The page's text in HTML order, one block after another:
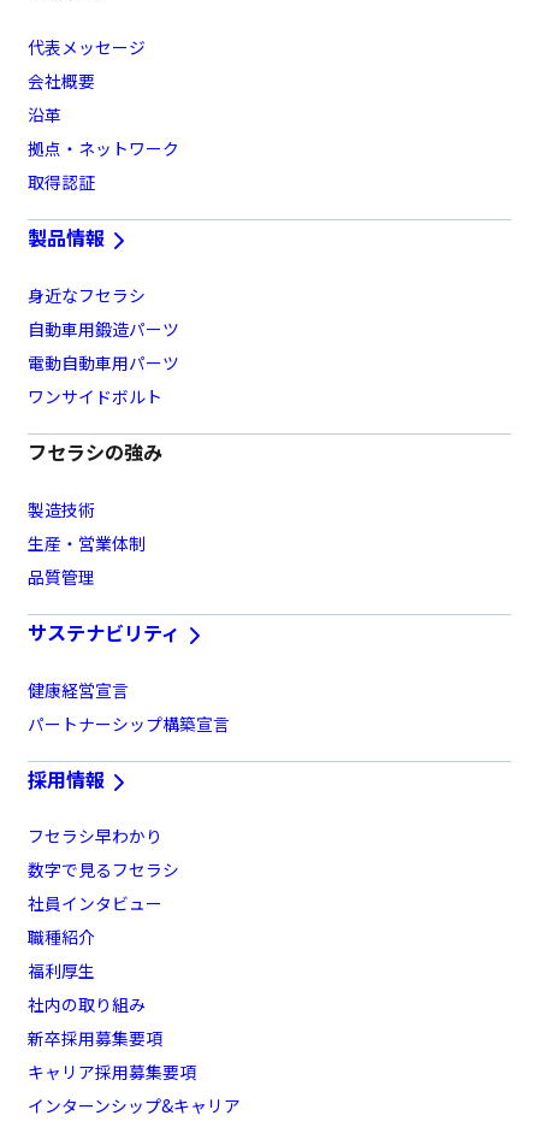
代表メッセージ
会社概要
沿革
拠点・ネットワーク
取得認証
製品情報
身近なフセラシ
自動車用鍛造パーツ
電動自動車用パーツ
ワンサイドボルト
フセラシの強み
製造技術
生産・営業体制
品質管理
サステナビリティ
健康経営宣言
パートナーシップ構築宣言
採用情報
フセラシ早わかり
数字で見るフセラシ
社員インタビュー
職種紹介
福利厚生
社内の取り組み
新卒採用募集要項
キャリア採用募集要項
インターンシップ&キャリア